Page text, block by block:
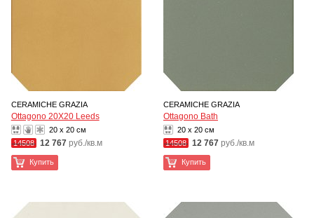
CERAMICHE GRAZIA
Ottagono 20X20 Leeds
20 x 20 см
14508 12 767 руб./кв.м
Купить
CERAMICHE GRAZIA
Ottagono Bath
20 x 20 см
14508 12 767 руб./кв.м
Купить